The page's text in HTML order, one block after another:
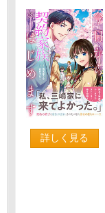
詳しく見る